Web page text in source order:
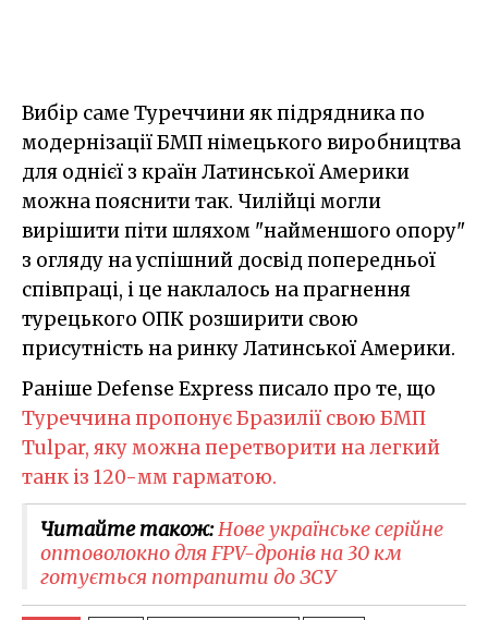
Вибір саме Туреччини як підрядника по
модернізації БМП німецького виробництва
для однієї з країн Латинської Америки
можна пояснити так. Чилійці могли
вирішити піти шляхом "найменшого опору"
з огляду на успішний досвід попередньої
співпраці, і це наклалось на прагнення
турецького ОПК розширити свою
присутність на ринку Латинської Америки.
Раніше Defense Express писало про те, що
Туреччина пропонує Бразилії свою БМП
Tulpar, яку можна перетворити на легкий
танк із 120-мм гарматою.
Читайте також:Нове українське серійне
оптоволокно для FPV-дронів на 30 км
готується потрапити до ЗСУ